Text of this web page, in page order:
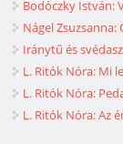
Bodóczky István:
Nágel
Iránytű és
L. Ritók Nóra: Mi
L. Ritók Nóra:
L. Ritók Nóra: Az